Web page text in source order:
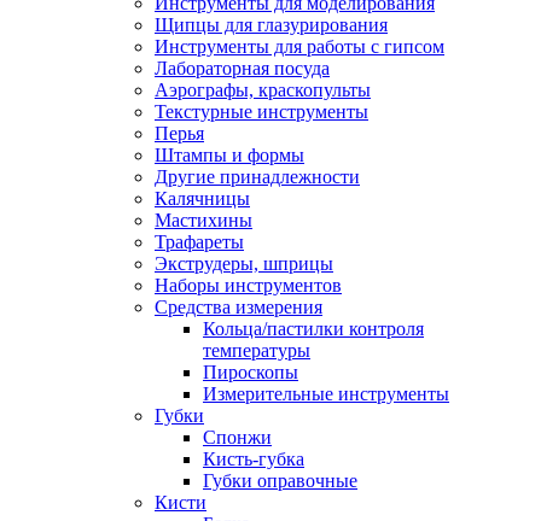
Щипцы для глазурирования
Инструменты для работы с гипсом
Лабораторная посуда
Аэрографы, краскопульты
Текстурные инструменты
Перья
Штампы и формы
Другие принадлежности
Калячницы
Мастихины
Трафареты
Экструдеры, шприцы
Наборы инструментов
Средства измерения
Кольца/пастилки контроля
температуры
Пироскопы
Измерительные инструменты
Губки
Спонжи
Кисть-губка
Губки оправочные
Кисти